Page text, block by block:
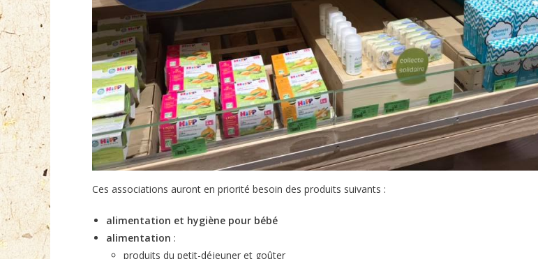
Ces associations auront en priorité besoin des produits suivants :
alimentation et hygiène pour bébé
alimentation :
produits du petit-déjeuner et goûter